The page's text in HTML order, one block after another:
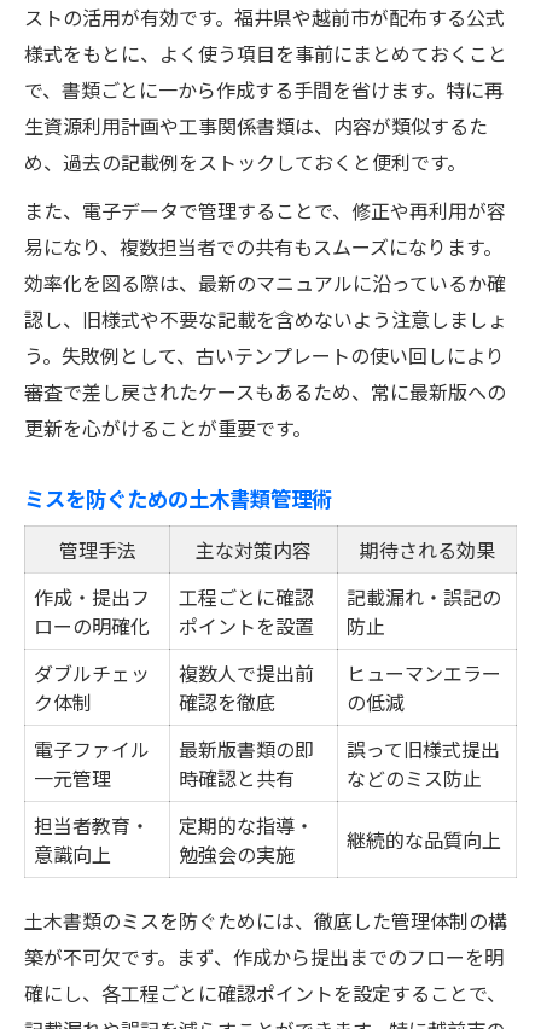
ストの活用が有効です。福井県や越前市が配布する公式
様式をもとに、よく使う項目を事前にまとめておくこと
で、書類ごとに一から作成する手間を省けます。特に再
生資源利用計画や工事関係書類は、内容が類似するた
め、過去の記載例をストックしておくと便利です。
また、電子データで管理することで、修正や再利用が容
易になり、複数担当者での共有もスムーズになります。
効率化を図る際は、最新のマニュアルに沿っているか確
認し、旧様式や不要な記載を含めないよう注意しましょ
う。失敗例として、古いテンプレートの使い回しにより
審査で差し戻されたケースもあるため、常に最新版への
更新を心がけることが重要です。
ミスを防ぐための土木書類管理術
管理手法 主な対策内容
期待される効果
作成・提出フ
ローの明確化
工程ごとに確認
ポイントを設置
記載漏れ・誤記の
防止
ダブルチェッ
ク体制
複数人で提出前
確認を徹底
ヒューマンエラー
の低減
電子ファイル
一元管理
最新版書類の即
時確認と共有
誤って旧様式提出
などのミス防止
担当者教育・
意識向上
定期的な指導・
勉強会の実施
継続的な品質向上
土木書類のミスを防ぐためには、徹底した管理体制の構
築が不可欠です。まず、作成から提出までのフローを明
確にし、各工程ごとに確認ポイントを設定することで、